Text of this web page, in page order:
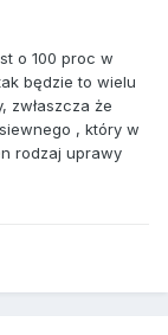
o 100 proc w
będzie to wielu
zwłaszcza że
, który w
rodzaj uprawy